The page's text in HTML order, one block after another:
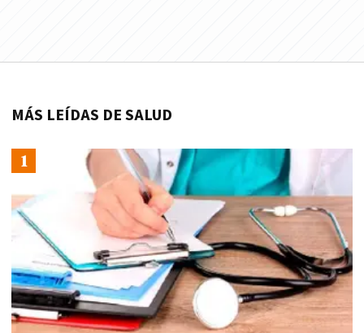
MÁS LEÍDAS DE SALUD